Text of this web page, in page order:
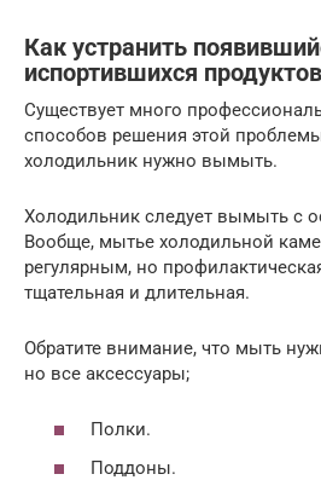
Как устранить
испортившихся
Существует много
способов решения этой
холодильник нужно вымыть.
Холодильник следует вымыть с
Вообще, мытье холодильной
регулярным, но
тщательная и длительная.
Обратите внимание, что мыть
но все аксессуары;
Полки.
Поддоны.